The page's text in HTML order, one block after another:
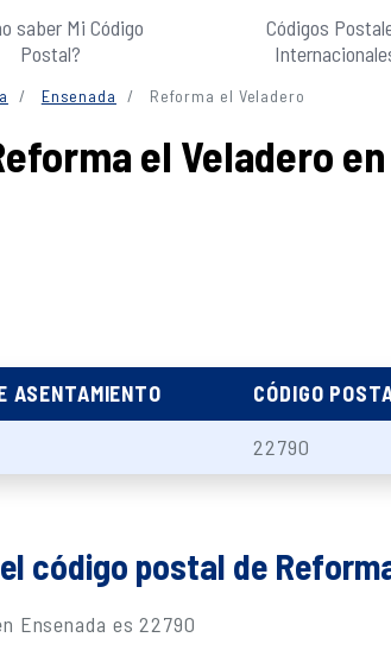
saber Mi Código
Postal?
Códigos
Ensenada Reforma el Veladero
el Veladero
ASENTAMIENTO CÓDIGO
22790
código postal de
Ensenada es 22790